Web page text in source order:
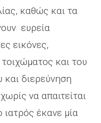
καθώς και τα
ευρεία
εικόνες,
και του
και διερεύνηση
να απαιτείται
ιατρός έκανε μία